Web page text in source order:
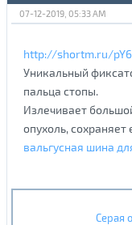
07-12-2019, 05:33 AM
http://shortm.ru/
Уникальный
пальца стопы.
Излечивает
опухоль,
вальгусная шина
Серая